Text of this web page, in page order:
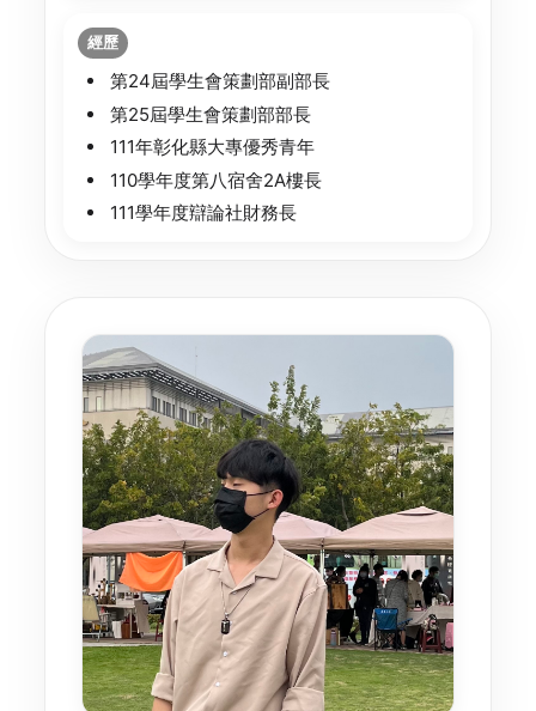
經歷
第24屆學生會策劃部副部長
第25屆學生會策劃部部長
111年彰化縣大專優秀青年
110學年度第八宿舍2A樓長
111學年度辯論社財務長